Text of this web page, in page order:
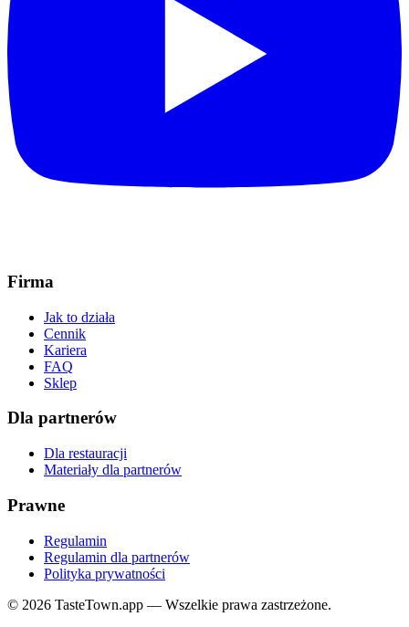
Firma
Jak to działa
Cennik
Kariera
FAQ
Sklep
Dla partnerów
Dla restauracji
Materiały dla partnerów
Prawne
Regulamin
Regulamin dla partnerów
Polityka prywatności
© 2026 TasteTown.app — Wszelkie prawa zastrzeżone.